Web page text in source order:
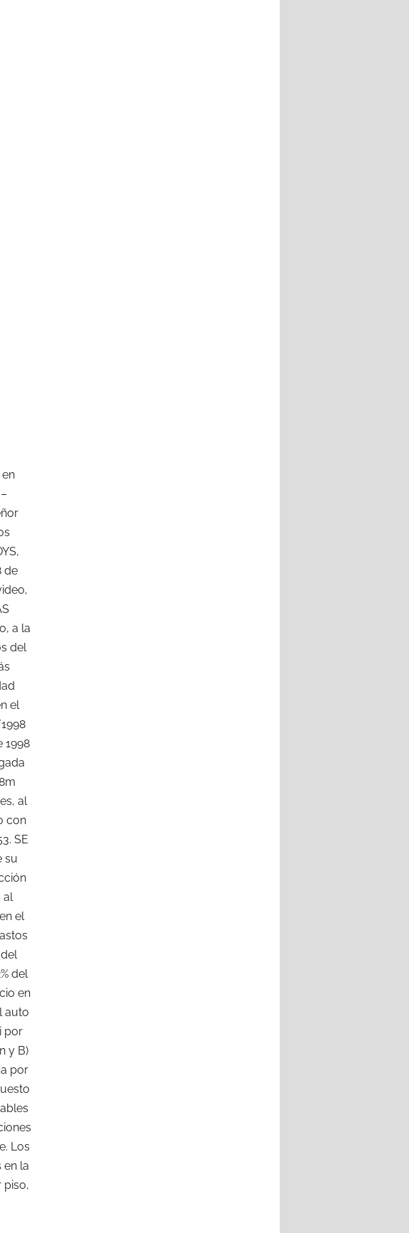
de
a la
del
el
1998
al
con
SE
su
al
el
del
en
auto
por
y B)
por
Los
en la
piso,